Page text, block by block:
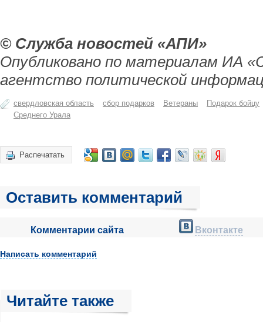
© Служба новостей «АПИ»
Опубликовано по материалам ИА
агентство политической
свердловская область сбор подарков Ветераны
Подарок бойцу
Среднего Урала
Распечатать
Оставить комментарий
Комментарии сайта Вконтакте
Написать комментарий
Читайте также